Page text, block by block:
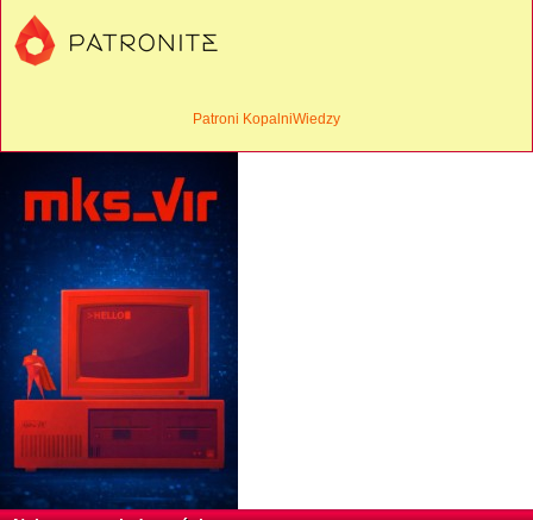
Patroni KopalniWiedzy